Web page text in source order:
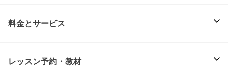
料金とサービス
レッスン予約・教材